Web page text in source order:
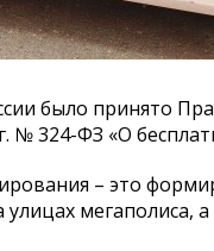
было принято
№ 324-ФЗ «О
– это